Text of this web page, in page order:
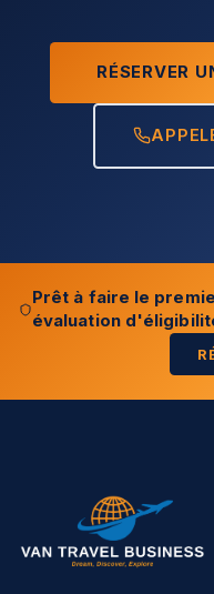
RÉSERVER
Prêt à faire le
évaluation